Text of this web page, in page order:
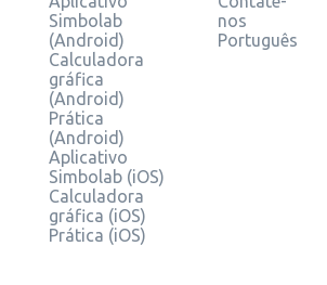
Simbolab
(Android)
Calculadora
gráfica
(Android)
Prática
(Android)
Aplicativo
Simbolab (iOS)
Calculadora
gráfica (iOS)
Prática (iOS)
nos
Português